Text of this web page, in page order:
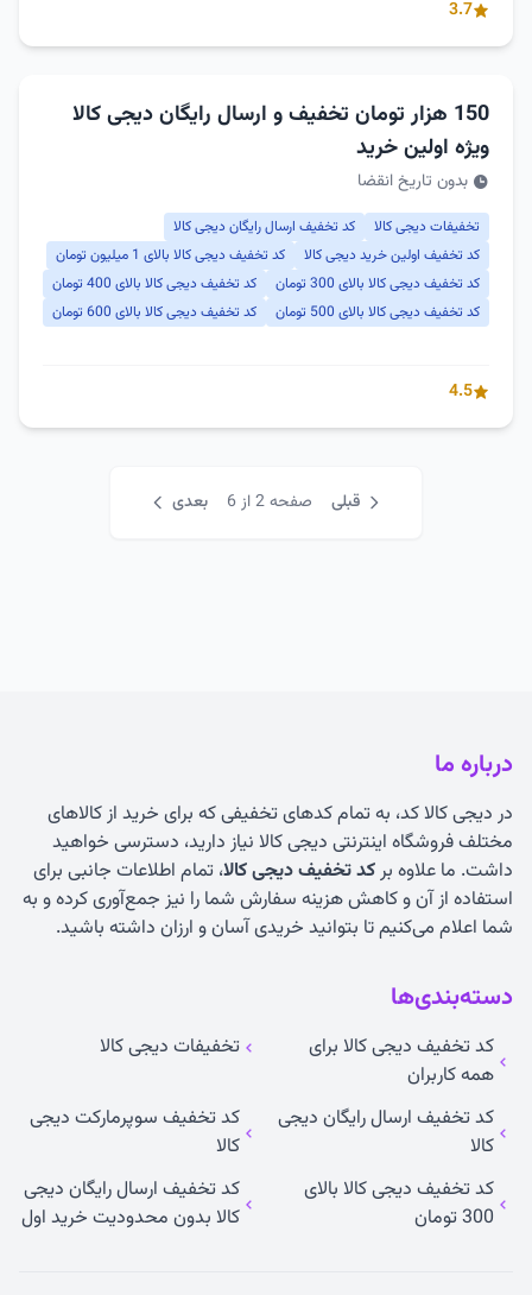
3.7
150 هزار تومان تخفیف و ارسال رایگان دیجی کالا
ویژه اولین خرید
بدون تاریخ انقضا
تخفیفات دیجی کالا
کد تخفیف ارسال رایگان دیجی کالا
کد تخفیف اولین خرید دیجی کالا
کد تخفیف دیجی کالا بالای 1 میلیون تومان
کد تخفیف دیجی کالا بالای 300 تومان
کد تخفیف دیجی کالا بالای 400 تومان
کد تخفیف دیجی کالا بالای 500 تومان
کد تخفیف دیجی کالا بالای 600 تومان
4.5
قبلی صفحه 2 از 6 بعدی
درباره ما
در دیجی کالا کد، به تمام کدهای تخفیفی که برای خرید از کالاهای
مختلف فروشگاه اینترنتی دیجی کالا نیاز دارید، دسترسی خواهید
داشت. ما علاوه برکد تخفیف دیجی کالا، تمام اطلاعات جانبی برای
استفاده از آن و کاهش هزینه سفارش شما را نیز جمع‌آوری کرده و به
شما اعلام می‌کنیم تا بتوانید خریدی آسان و ارزان داشته باشید.
دسته‌بندی‌ها
کد تخفیف دیجی کالا برای
همه کاربران
تخفیفات دیجی کالا
کد تخفیف ارسال رایگان دیجی
کالا
کد تخفیف سوپرمارکت دیجی
کالا
کد تخفیف دیجی کالا بالای
300 تومان
کد تخفیف ارسال رایگان دیجی
کالا بدون محدودیت خرید اول